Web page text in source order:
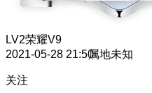
LV2荣耀V9
2021-05-28 21:50属地未知
关注